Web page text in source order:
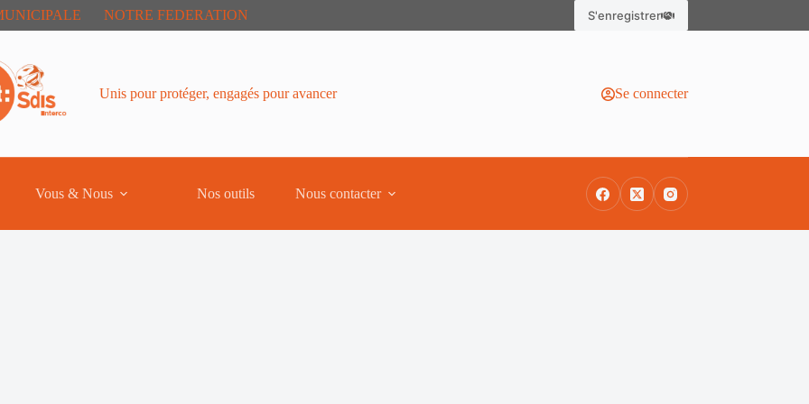
NOTRE FEDERATION S'enregistrer
Unis pour protéger, engagés pour avancer Se connecter
Vous & Nous Nos outils Nous contacter